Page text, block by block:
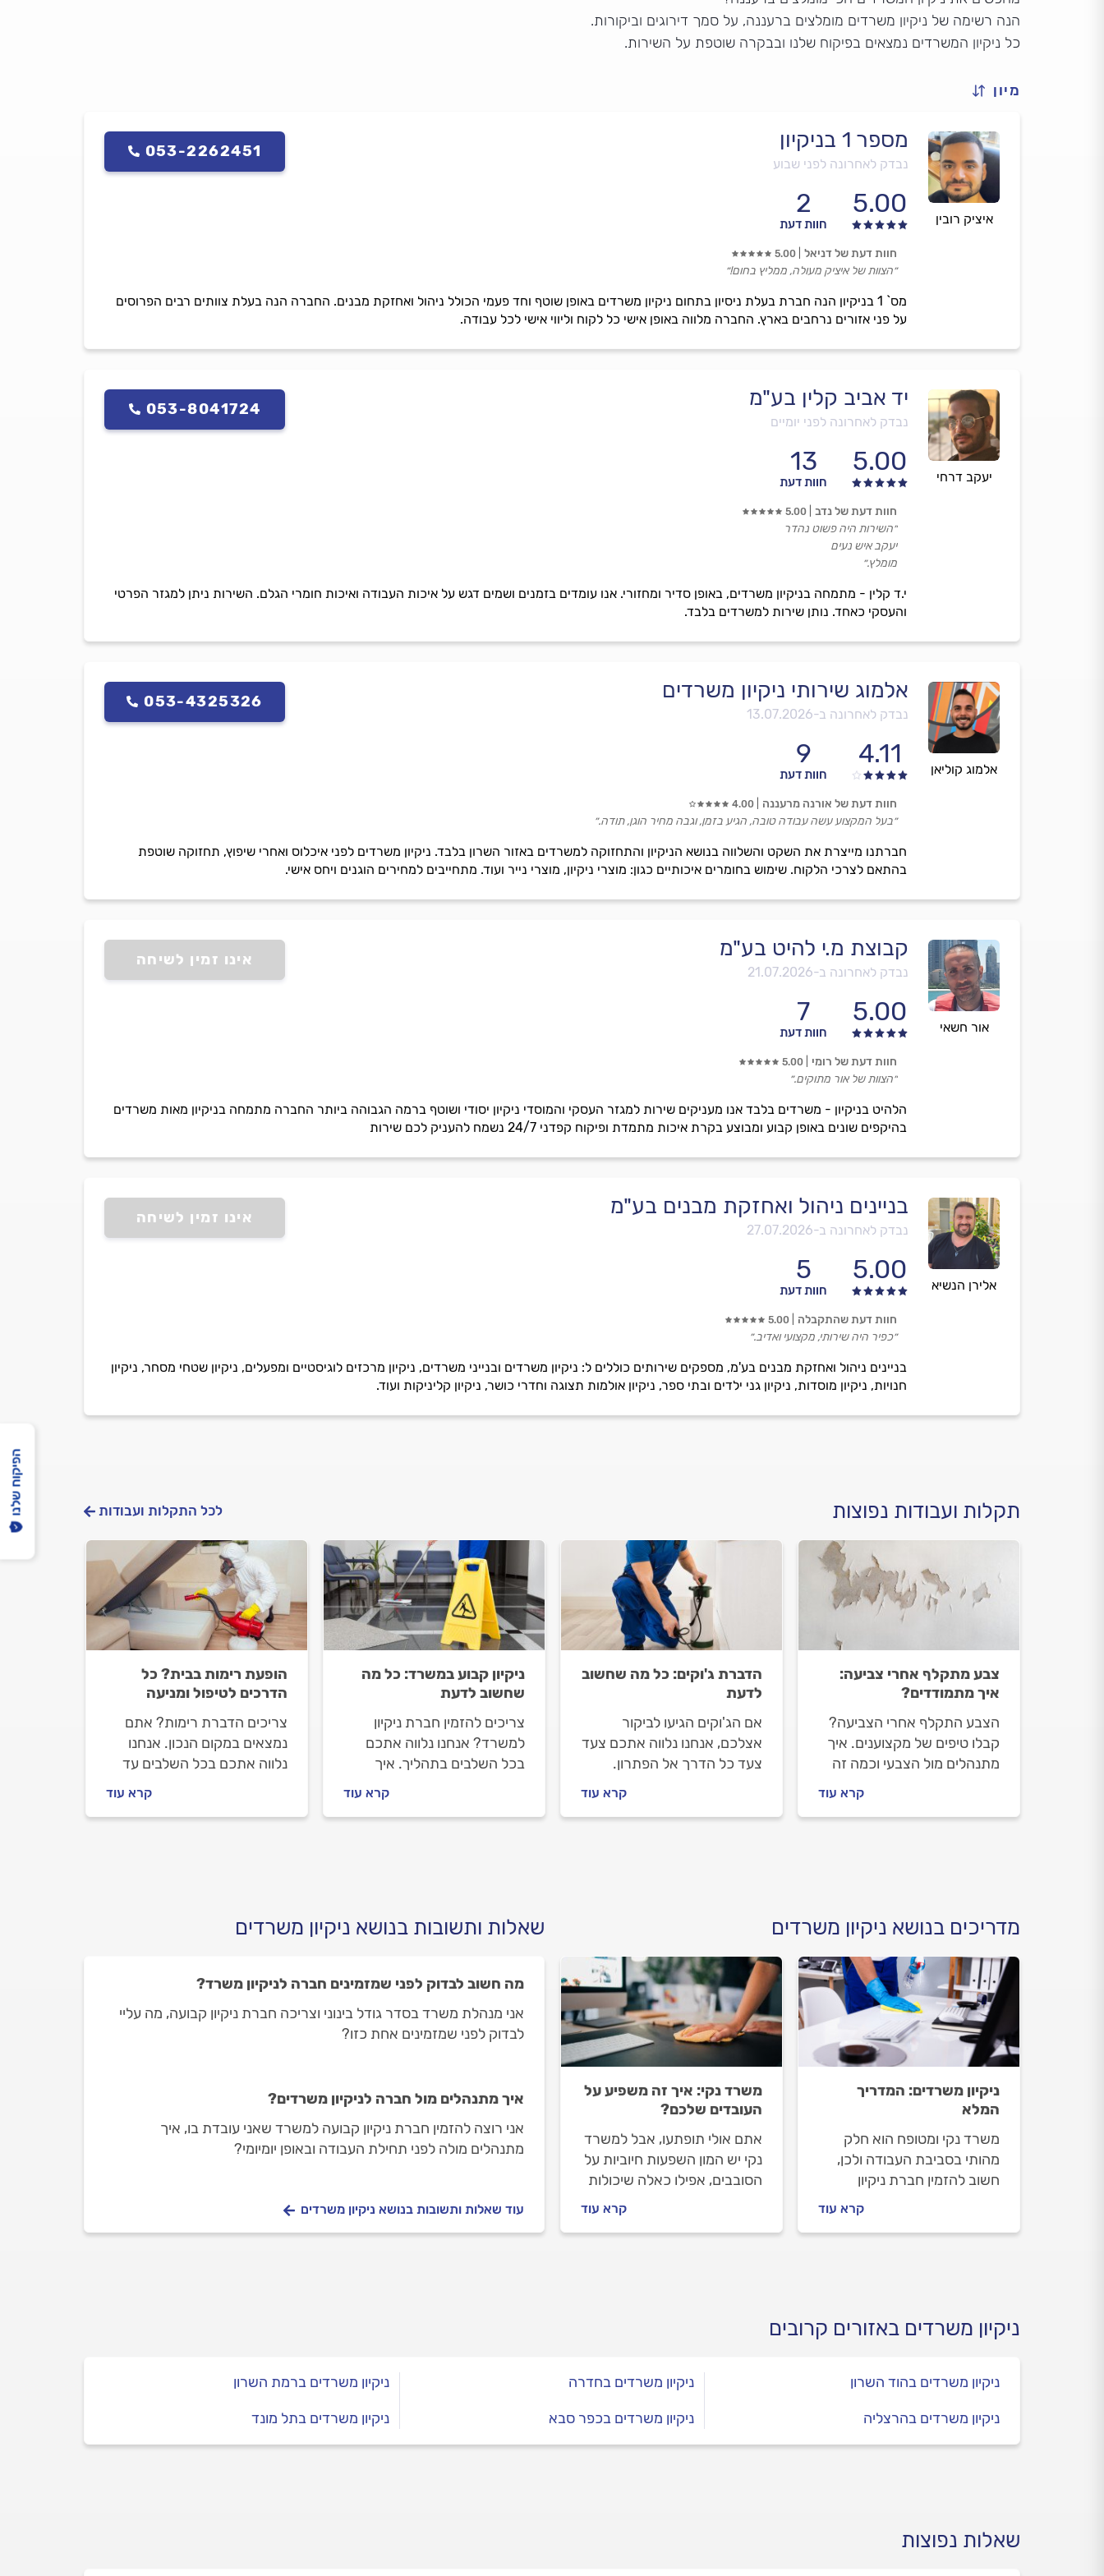
הנה רשימה של ניקיון משרדים מומלצים ברעננה, על סמך דירוגים וביקורות.
כל ניקיון המשרדים נמצאים בפיקוח שלנו ובבקרה שוטפת על השירות.
מיון
איציק רובין
מספר 1 בניקיון
נבדק לאחרונה לפני שבוע
5.00
2
חוות דעת
053-2262451
מס` 1 בניקיון הנה חברת בעלת ניסיון בתחום ניקיון משרדים באופן שוטף וחד פעמי הכולל ניהול ואחזקת מבנים. החברה הנה בעלת צוותים רבים הפרוסים
על פני אזורים נרחבים בארץ. החברה מלווה באופן אישי כל לקוח וליווי אישי לכל עבודה.
חוות דעת של דניאל 5.00
״הצוות של איציק מעולה, ממליץ בחום!״
יעקב דרחי
יד אביב קלין בע"מ
נבדק לאחרונה לפני יומיים
5.00
13
חוות דעת
053-8041724
י.ד קלין - מתמחה בניקיון משרדים, באופן סדיר ומחזורי. אנו עומדים בזמנים ושמים דגש על איכות העבודה ואיכות חומרי הגלם. השירות ניתן למגזר הפרטי
והעסקי כאחד. נותן שירות למשרדים בלבד.
חוות דעת של נדב 5.00
״השירות היה פשוט נהדר
יעקב איש נעים
מומלץ.״
אלמוג קוליאן
אלמוג שירותי ניקיון משרדים
נבדק לאחרונה ב-13.07.2026
4.11
9
חוות דעת
053-4325326
חברתנו מייצרת את השקט והשלווה בנושא הניקיון והתחזוקה למשרדים באזור השרון בלבד. ניקיון משרדים לפני איכלוס ואחרי שיפוץ, תחזוקה שוטפת
בהתאם לצרכי הלקוח. שימוש בחומרים איכותיים כגון: מוצרי ניקיון, מוצרי נייר ועוד. מתחייבים למחירים הוגנים ויחס אישי.
חוות דעת של אורנה מרעננה 4.00
״בעל המקצוע עשה עבודה טובה, הגיע בזמן, וגבה מחיר הוגן, תודה.״
אור חשאי
קבוצת מ.י להיט בע"מ
נבדק לאחרונה ב-21.07.2026
5.00
7
חוות דעת
אינו זמין לשיחה
הלהיט בניקיון - משרדים בלבד אנו מעניקים שירות למגזר העסקי והמוסדי ניקיון יסודי ושוטף ברמה הגבוהה ביותר החברה מתמחה בניקיון מאות משרדים
בהיקפים שונים באופן קבוע ומבוצע בקרת איכות מתמדת ופיקוח קפדני 24/7 נשמח להעניק לכם שירות
חוות דעת של רומי 5.00
״הצוות של אור מתוקים.״
אלירן הנשיא
בניינים ניהול ואחזקת מבנים בע"מ
נבדק לאחרונה ב-27.07.2026
5.00
5
חוות דעת
אינו זמין לשיחה
בניינים ניהול ואחזקת מבנים בע'מ, מספקים שירותים כוללים ל: ניקיון משרדים ובנייני משרדים, ניקיון מרכזים לוגיסטיים ומפעלים, ניקיון שטחי מסחר, ניקיון
חנויות, ניקיון מוסדות, ניקיון גני ילדים ובתי ספר, ניקיון אולמות תצוגה וחדרי כושר, ניקיון קליניקות ועוד.
חוות דעת שהתקבלה 5.00
״כפיר היה שירותי, מקצועי ואדיב.״
תקלות ועבודות נפוצות לכל התקלות ועבודות
צבע מתקלף אחרי צביעה:
איך מתמודדים?
הצבע התקלף אחרי הצביעה?
קבלו טיפים של מקצוענים. איך
מתנהלים מול הצבעי וכמה זה
קרא עוד
הדברת ג'וקים: כל מה שחשוב
לדעת
אם הג'וקים הגיעו לביקור
אצלכם, אנחנו נלווה אתכם צעד
צעד כל הדרך אל הפתרון.
נקי מג'וקים, מה חשוב לדעת
לפני שמזמינים מדביר וכמה זה
קרא עוד
ניקיון קבוע במשרד: כל מה
שחשוב לדעת
צריכים להזמין חברת ניקיון
למשרד? אנחנו נלווה אתכם
בכל השלבים בתהליך. איך
לפני העבודה ובמהלכה וכמה
עולה ניקיון משרדים? כל
קרא עוד
הופעת רימות בבית? כל
הדרכים לטיפול ומניעה
צריכים הדברת רימות? אתם
נמצאים במקום הנכון. אנחנו
נלווה אתכם בכל השלבים עד
איך מתנהלים מול המדביר וכמה
תעלה לכם ההדברה?
קרא עוד
מדריכים בנושא ניקיון משרדים
ניקיון משרדים: המדריך
המלא
משרד נקי ומטופח הוא חלק
מהותי בסביבת העבודה ולכן,
חשוב להזמין חברת ניקיון
ניקיון המשרד, באיזו תדירות נכון
להפעיל את החברה, מה חשוב
קרא עוד
משרד נקי: איך זה משפיע על
העובדים שלכם?
אתם אולי תופתעו, אבל למשרד
נקי יש המון השפעות חיוביות על
הסובבים, אפילו כאלה שיכולות
מהן ההשפעות החיוביות של
משרד נקי על העובדים ולמה
קרא עוד
שאלות ותשובות בנושא ניקיון משרדים
מה חשוב לבדוק לפני שמזמינים חברה לניקיון משרד?
אני מנהלת משרד בסדר גודל בינוני וצריכה חברת ניקיון קבועה, מה עליי
לבדוק לפני שמזמינים אחת כזו?
איך מתנהלים מול חברה לניקיון משרדים?
אני רוצה להזמין חברת ניקיון קבועה למשרד שאני עובדת בו, איך
מתנהלים מולה לפני תחילת העבודה ובאופן יומיומי?
עוד שאלות ותשובות בנושא ניקיון משרדים
ניקיון משרדים באזורים קרובים
ניקיון משרדים בהוד השרון
ניקיון משרדים בהרצליה
ניקיון משרדים בחדרה
ניקיון משרדים בכפר סבא
ניקיון משרדים ברמת השרון
ניקיון משרדים בתל מונד
שאלות נפוצות
הפיקוח שלנו